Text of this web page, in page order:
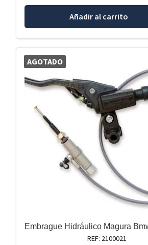
Añadir al carrito
AGOTADO
Embrague Hidráulico Magura
REF: 2100021